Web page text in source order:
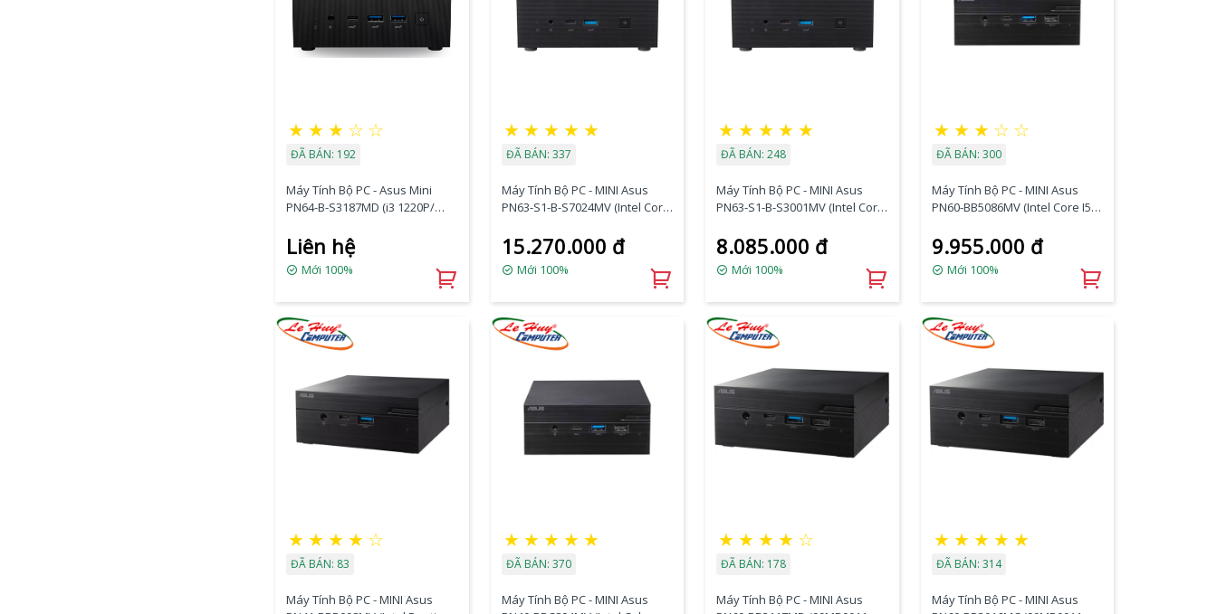
★ ★ ★ ☆ ☆
ĐÃ BÁN: 192
Máy Tính Bộ PC - Asus Mini
PN64-B-S3187MD (i3 1220P/
Liên hệ
Mới 100%
★ ★ ★ ★ ★
ĐÃ BÁN: 337
Máy Tính Bộ PC - MINI Asus
PN63-S1-B-S7024MV (Intel Core
11370H/BT+WiFi/VGA/Barebon
e) (90MR00Q1-M000S0)
15.270.000 đ
Mới 100%
★ ★ ★ ★ ★
ĐÃ BÁN: 248
Máy Tính Bộ PC - MINI Asus
PN63-S1-B-S3001MV (Intel Core
1115G4/BT+WiFi/VGA/Barebon
e) (90MR00Q1-M00010)
8.085.000 đ
Mới 100%
★ ★ ★ ☆ ☆
ĐÃ BÁN: 300
Máy Tính Bộ PC - MINI Asus
PN60-BB5086MV (Intel Core I5-
(90MR0011-M00860)
9.955.000 đ
Mới 100%
★ ★ ★ ★ ☆
ĐÃ BÁN: 83
Máy Tính Bộ PC - MINI Asus
★ ★ ★ ★ ★
ĐÃ BÁN: 370
Máy Tính Bộ PC - MINI Asus
★ ★ ★ ★ ☆
ĐÃ BÁN: 178
Máy Tính Bộ PC - MINI Asus
★ ★ ★ ★ ★
ĐÃ BÁN: 314
Máy Tính Bộ PC - MINI Asus